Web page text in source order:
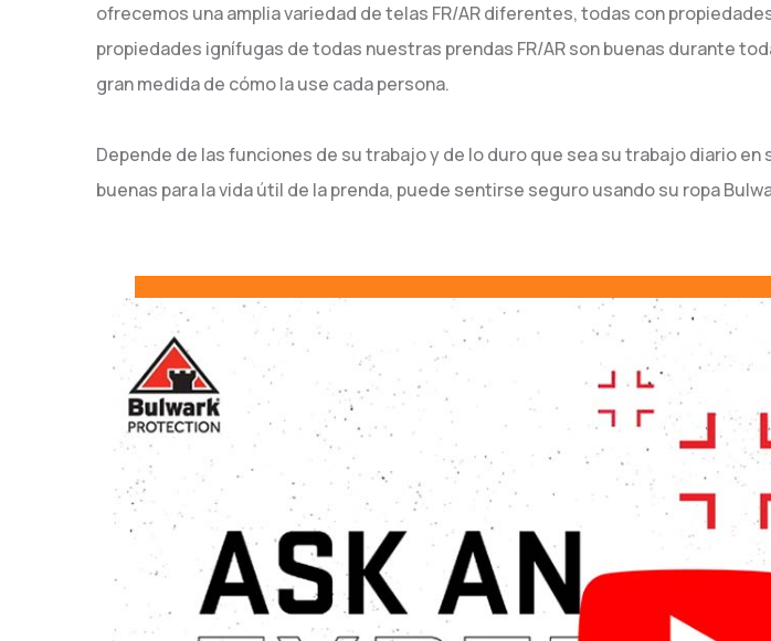
ofrecemos una amplia variedad de telas FR/AR diferentes, todas con
propiedades ignífugas de todas nuestras prendas FR/AR son buenas durante
gran medida de cómo la use cada persona.
Depende de las funciones de su trabajo y de lo duro que sea su trabajo diario
buenas para la vida útil de la prenda, puede sentirse seguro usando su ropa